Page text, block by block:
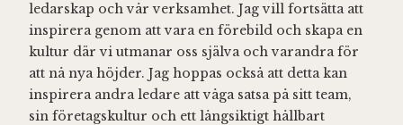
ledarskap och vår verksamhet. Jag vill fortsätta att
inspirera genom att vara en förebild och skapa en
kultur där vi utmanar oss själva och varandra för
att nå nya höjder. Jag hoppas också att detta kan
inspirera andra ledare att våga satsa på sitt team,
sin företagskultur och ett långsiktigt hållbart